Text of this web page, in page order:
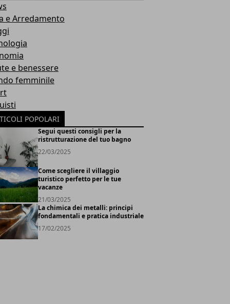
e Arredamento
e benessere
femminile
POPOLARI
Segui questi consigli per la
ristrutturazione del tuo bagno
22/03/2025
Come scegliere il villaggio
turistico perfetto per le tue
vacanze
21/03/2025
La chimica dei metalli: principi
fondamentali e pratica industriale
17/02/2025